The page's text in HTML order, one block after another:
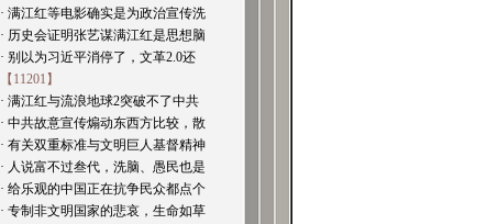
· 满江红等电影确实是为政治宣传洗
· 历史会证明张艺谋满江红是思想脑
· 别以为习近平消停了，文革2.0还
【11201】
· 满江红与流浪地球2突破不了中共
· 中共故意宣传煽动东西方比较，散
· 有关双重标准与文明巨人基督精神
· 人说富不过叁代，洗脑、愚民也是
· 给乐观的中国正在抗争民众都点个
· 专制非文明国家的悲哀，生命如草